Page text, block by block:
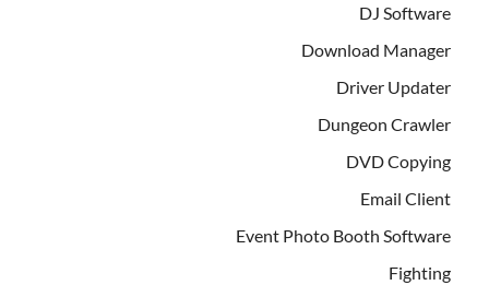
DJ Software
Download Manager
Driver Updater
Dungeon Crawler
DVD Copying
Email Client
Event Photo Booth Software
Fighting